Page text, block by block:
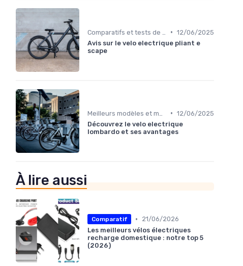
• 12/06/2025
Avis sur le velo electrique pliant e
scape
• 12/06/2025
Découvrez le velo electrique
lombardo et ses avantages
À lire aussi
Comparatif •
21/06/2026
Les meilleurs vélos électriques
recharge domestique : notre top 5
(2026)